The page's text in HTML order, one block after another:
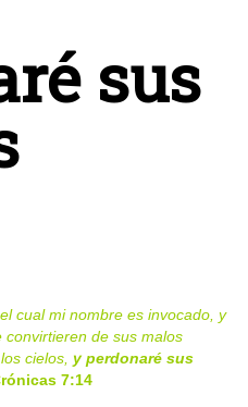
sus
cual mi nombre es invocado, y
de sus malos
cielos, y perdonaré sus
7:14